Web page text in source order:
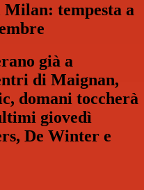
Milan: tempesta a
già a
di Maignan,
domani toccherà
giovedì
De Winter e